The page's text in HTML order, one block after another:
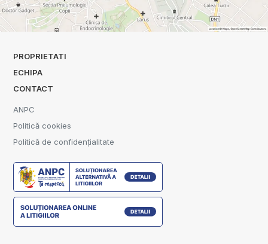
PROPRIETATI
ECHIPA
CONTACT
ANPC
Politică cookies
Politică de confidențialitate